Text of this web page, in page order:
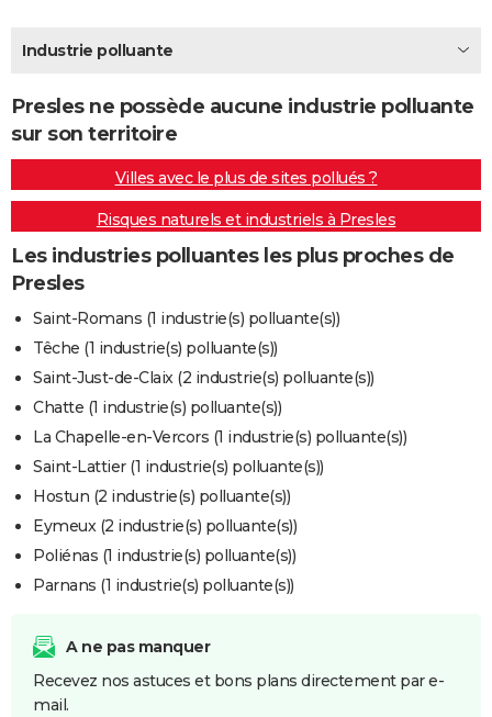
BONS PLANS
CARTE DE VOEUX
Carte de Noël
Carte Bonne année
Carte Saint-Valentin
Carte Pâques
Carte d'anniversaire
DICTIONNAIRE
Dictionnaire
Biographies
Citations
Expressions
Proverbes
PROGRAMME TV
COPAINS D'AVANT
AVIS DE DÉCÈS
FORUM
Industrie polluante
Presles ne possède aucune industrie polluante
sur son territoire
Villes avec le plus de sites pollués ?
Risques naturels et industriels à Presles
Les industries polluantes les plus proches de
Presles
Saint-Romans (1 industrie(s) polluante(s))
Têche (1 industrie(s) polluante(s))
Saint-Just-de-Claix (2 industrie(s) polluante(s))
Chatte (1 industrie(s) polluante(s))
La Chapelle-en-Vercors (1 industrie(s) polluante(s))
Saint-Lattier (1 industrie(s) polluante(s))
Hostun (2 industrie(s) polluante(s))
Eymeux (2 industrie(s) polluante(s))
Poliénas (1 industrie(s) polluante(s))
Parnans (1 industrie(s) polluante(s))
A ne pas manquer
Recevez nos astuces et bons plans directement par e-
mail.